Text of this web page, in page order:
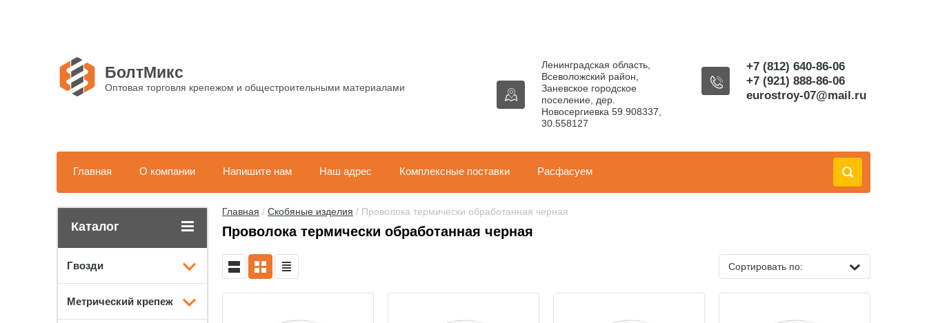
БолтМикс
Оптовая торговля крепежом и общестроительными материалами
+7 (812) 640-86-06
+7 (921) 888-86-06
eurostroy-07@mail.ru
Ленинградская область,
Всеволожский район,
Заневское городское
поселение, дер.
Новосергиевка 59.908337,
30.558127
Главная О компании Напишите нам Наш адрес Комплексные поставки Расфасуем
Главная / Скобяные изделия / Проволока термически обработанная черная
Проволока термически обработанная черная
Сортировать по:
Каталог
Гвозди
Метрический крепеж